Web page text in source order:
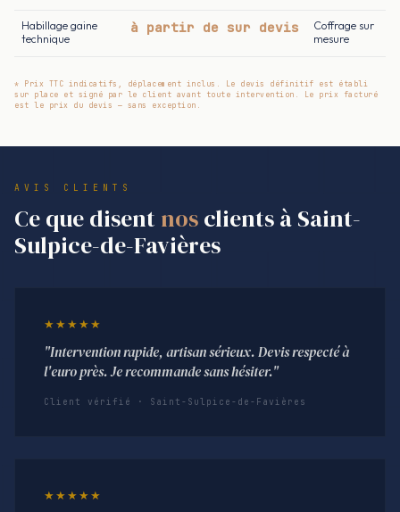
Habillage gaine
technique
à partir de sur devis
Coffrage sur
mesure
* Prix TTC indicatifs, déplacement inclus. Le devis définitif est établi
sur place et signé par le client avant toute intervention. Le prix facturé
est le prix du devis — sans exception.
AVIS CLIENTS
Ce que disent nosclients à Saint-
Sulpice-de-Favières
★★★★★
"Intervention rapide, artisan sérieux. Devis respecté à
l'euro près. Je recommande sans hésiter."
Client vérifié · Saint-Sulpice-de-Favières
★★★★★